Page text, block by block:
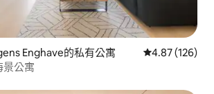
Enghave的私有公寓 從 126 則評價
4.87 (126)
景公寓